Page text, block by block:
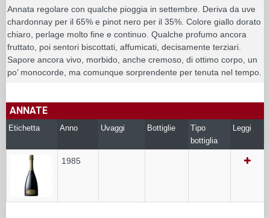
Annata regolare con qualche pioggia in settembre. Deriva da uve
chardonnay per il 65% e pinot nero per il 35%. Colore giallo dorato
chiaro, perlage molto fine e continuo. Qualche profumo ancora
fruttato, poi sentori biscottati, affumicati, decisamente terziari.
Sapore ancora vivo, morbido, anche cremoso, di ottimo corpo, un
po’ monocorde, ma comunque sorprendente per tenuta nel tempo.
ANNATE
Etichetta Anno Uvaggi Bottiglie
Tipo
bottiglia
Leggi
1985